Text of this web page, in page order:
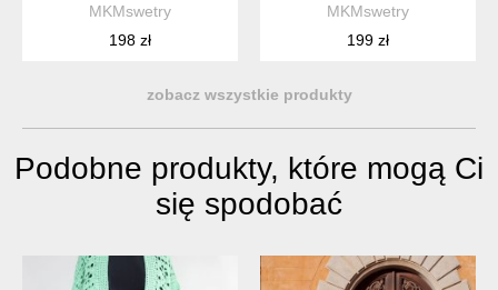
MKMswetry
198 zł
MKMswetry
199 zł
zobacz wszystkie produkty
Podobne produkty, które mogą Ci
się spodobać